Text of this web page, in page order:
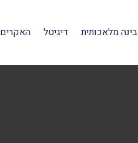
בינה מלאכותית דיגיטל האקרים